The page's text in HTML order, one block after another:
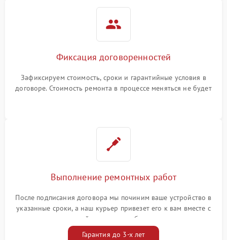
Фиксация договоренностей
Зафиксируем стоимость, сроки и гарантийные условия в
договоре. Стоимость ремонта в процессе меняться не будет
Выполнение ремонтных работ
После подписания договора мы починим ваше устройство в
указанные сроки, а наш курьер привезет его к вам вместе с
гарантийным талоном бесплатно
Гарантия до 3-х лет